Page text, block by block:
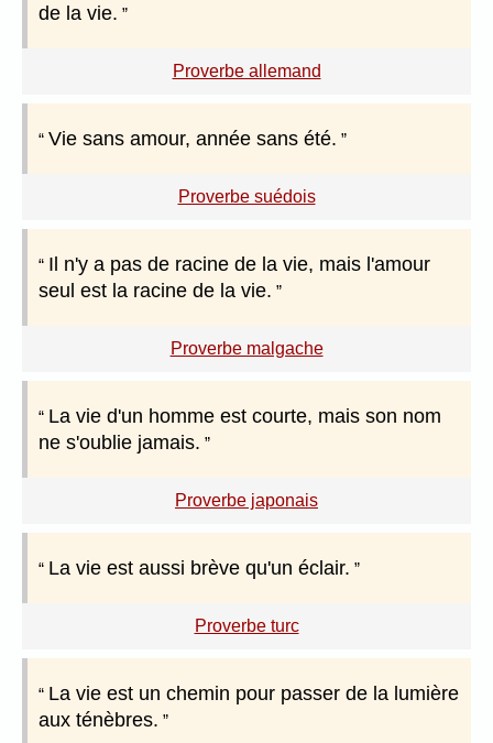
de la vie.
Proverbe allemand
Vie sans amour, année sans été.
Proverbe suédois
Il n'y a pas de racine de la vie, mais l'amour
seul est la racine de la vie.
Proverbe malgache
La vie d'un homme est courte, mais son nom
ne s'oublie jamais.
Proverbe japonais
La vie est aussi brève qu'un éclair.
Proverbe turc
La vie est un chemin pour passer de la lumière
aux ténèbres.